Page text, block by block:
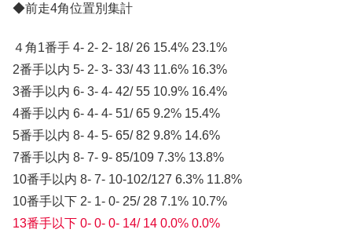
◆前走4角位置別集計
４角1番手 4- 2- 2- 18/ 26 15.4% 23.1%
2番手以内 5- 2- 3- 33/ 43 11.6% 16.3%
3番手以内 6- 3- 4- 42/ 55 10.9% 16.4%
4番手以内 6- 4- 4- 51/ 65 9.2% 15.4%
5番手以内 8- 4- 5- 65/ 82 9.8% 14.6%
7番手以内 8- 7- 9- 85/109 7.3% 13.8%
10番手以内 8- 7- 10-102/127 6.3% 11.8%
10番手以下 2- 1- 0- 25/ 28 7.1% 10.7%
13番手以下 0- 0- 0- 14/ 14 0.0% 0.0%